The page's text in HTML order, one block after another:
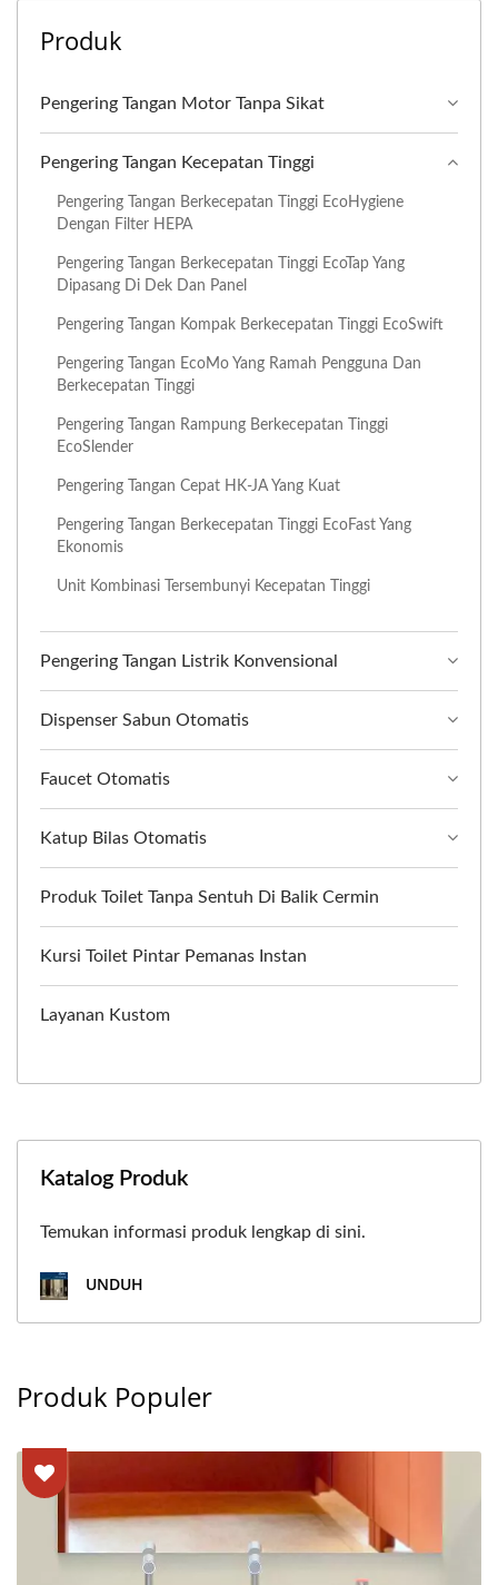
Produk
Pengering Tangan Motor Tanpa Sikat
Pengering Tangan Kecepatan Tinggi
Pengering Tangan Berkecepatan Tinggi EcoHygiene
Dengan Filter HEPA
Pengering Tangan Berkecepatan Tinggi EcoTap Yang
Dipasang Di Dek Dan Panel
Pengering Tangan Kompak Berkecepatan Tinggi EcoSwift
Pengering Tangan EcoMo Yang Ramah Pengguna Dan
Berkecepatan Tinggi
Pengering Tangan Rampung Berkecepatan Tinggi
EcoSlender
Pengering Tangan Cepat HK-JA Yang Kuat
Pengering Tangan Berkecepatan Tinggi EcoFast Yang
Ekonomis
Unit Kombinasi Tersembunyi Kecepatan Tinggi
Pengering Tangan Listrik Konvensional
Dispenser Sabun Otomatis
Faucet Otomatis
Katup Bilas Otomatis
Produk Toilet Tanpa Sentuh Di Balik Cermin
Kursi Toilet Pintar Pemanas Instan
Layanan Kustom
Katalog Produk
Temukan informasi produk lengkap di sini.
UNDUH
Produk Populer